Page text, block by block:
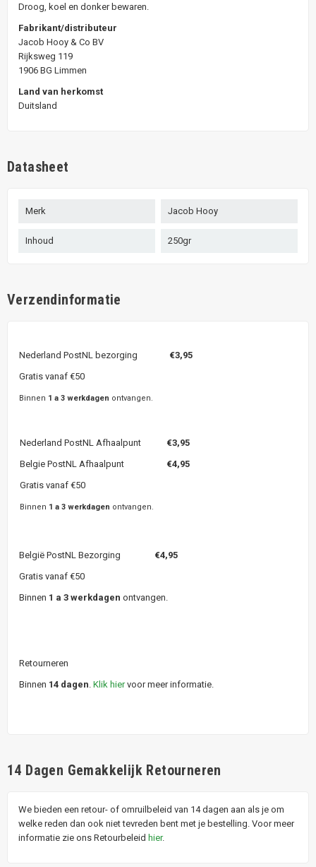
Droog, koel en donker bewaren.
Fabrikant/distributeur
Jacob Hooy & Co BV
Rijksweg 119
1906 BG Limmen
Land van herkomst
Duitsland
Datasheet
Merk Jacob Hooy
Inhoud 250gr
Verzendinformatie
Nederland PostNL bezorging €3,95
Gratis vanaf €50
Binnen 1 a 3 werkdagen ontvangen.
Nederland PostNL Afhaalpunt €3,95
Belgie PostNL Afhaalpunt
€4,95
Gratis vanaf €50
Binnen 1 a 3 werkdagen ontvangen.
België PostNL Bezorging €4,95
Gratis vanaf €50
Binnen 1 a 3 werkdagen ontvangen.
Retourneren
Binnen 14 dagen Klik hiervoor meer informatie.
14 Dagen Gemakkelijk Retourneren
We bieden een retour- of omruilbeleid van 14 dagen aan als je om
welke reden dan ook niet tevreden bent met je bestelling. Voor meer
informatie zie ons Retourbeleid hier.